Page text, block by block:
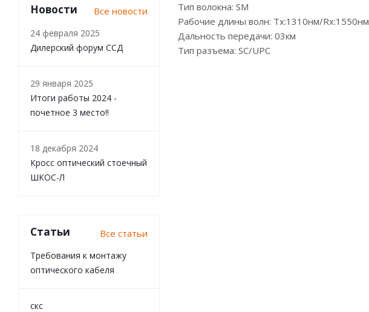
Тип волокна: SM
Рабочие длины волн: Tx:1310нм/Rx:1550нм
Дальность передачи: 03км
Тип разъема: SC/UPC
Новости Все новости
24 февраля 2025
Дилерский форум ССД
29 января 2025
Итоги работы 2024 -
почетное 3 место!!
18 декабря 2024
Кросс оптический стоечный
ШКОС-Л
Статьи Все статьи
Требования к монтажу
оптического кабеля
скс